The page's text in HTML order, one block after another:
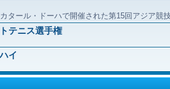
タール・ドーハで開催された第15回アジア競
テニス選手権
イ